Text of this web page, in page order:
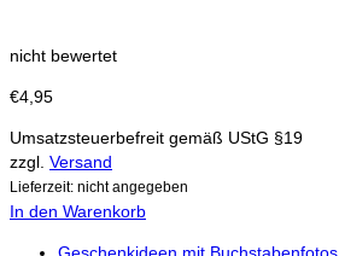
nicht bewertet
€4,95
Umsatzsteuerbefreit gemäß UStG §19
zzgl. Versand
Lieferzeit: nicht angegeben
In den Warenkorb